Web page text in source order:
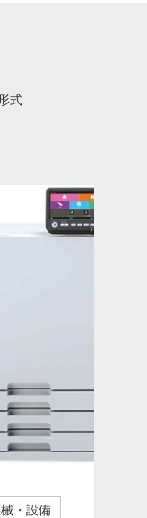
式
・設備